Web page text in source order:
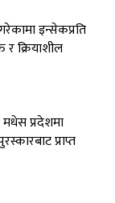
इन्सेकप्रति
क्रियाशील
प्रदेशमा
प्राप्त